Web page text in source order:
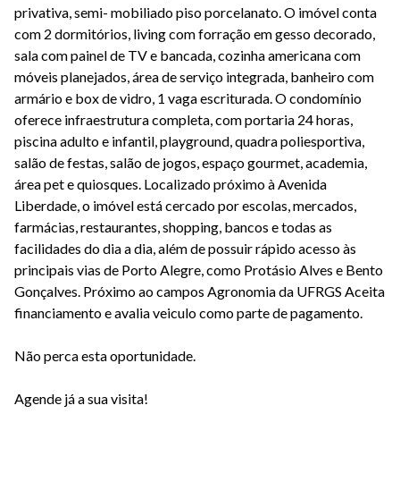
privativa, semi- mobiliado piso porcelanato. O imóvel conta
com 2 dormitórios, living com forração em gesso decorado,
sala com painel de TV e bancada, cozinha americana com
móveis planejados, área de serviço integrada, banheiro com
armário e box de vidro, 1 vaga escriturada. O condomínio
oferece infraestrutura completa, com portaria 24 horas,
piscina adulto e infantil, playground, quadra poliesportiva,
salão de festas, salão de jogos, espaço gourmet, academia,
área pet e quiosques. Localizado próximo à Avenida
Liberdade, o imóvel está cercado por escolas, mercados,
farmácias, restaurantes, shopping, bancos e todas as
facilidades do dia a dia, além de possuir rápido acesso às
principais vias de Porto Alegre, como Protásio Alves e Bento
Gonçalves. Próximo ao campos Agronomia da UFRGS Aceita
financiamento e avalia veiculo como parte de pagamento.
Não perca esta oportunidade.
Agende já a sua visita!